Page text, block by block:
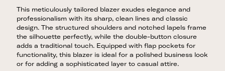
This meticulously tailored blazer exudes elegance and
professionalism with its sharp, clean lines and classic
design. The structured shoulders and notched lapels frame
the silhouette perfectly, while the double-button closure
adds a traditional touch. Equipped with flap pockets for
functionality, this blazer is ideal for a polished business look
or for adding a sophisticated layer to casual attire.